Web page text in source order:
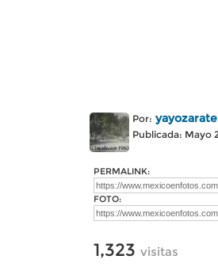
Por: yayozarate
Publicada: Mayo
PERMALINK:
FOTO:
1,323 visitas